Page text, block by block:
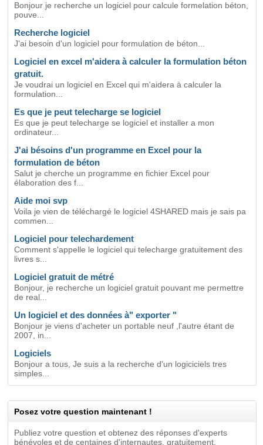
Bonjour je recherche un logiciel pour calcule formelation béton,
pouve...
Recherche logiciel
J'ai besoin d'un logiciel pour formulation de béton...
Logiciel en excel m'aidera à calculer la formulation béton
gratuit.
Je voudrai un logiciel en Excel qui m'aidera à calculer la
formulation...
Es que je peut telecharge se logiciel
Es que je peut telecharge se logiciel et installer a mon
ordinateur...
J'ai bésoins d'un programme en Excel pour la
formulation de béton
Salut je cherche un programme en fichier Excel pour
élaboration des f...
Aide moi svp
Voila je vien de téléchargé le logiciel 4SHARED mais je sais pa
commen...
Logiciel pour telechardement
Comment s'appelle le logiciel qui telecharge gratuitement des
livres s...
Logiciel gratuit de métré
Bonjour, je recherche un logiciel gratuit pouvant me permettre
de real...
Un logiciel et des données à" exporter "
Bonjour je viens d'acheter un portable neuf ,l'autre étant de
2007, in...
Logiciels
Bonjour a tous, Je suis a la recherche d'un logiciciels tres
simples...
Posez votre question maintenant !
Publiez votre question et obtenez des réponses d'experts
bénévoles et de centaines d'internautes, gratuitement.